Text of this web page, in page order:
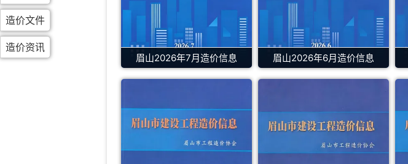
眉山2026年7月造价信息 眉山2026年6月造价信息
造价文件
造价资讯